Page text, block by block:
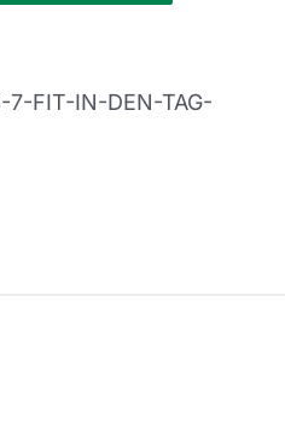
7-FIT-IN-DEN-TAG-